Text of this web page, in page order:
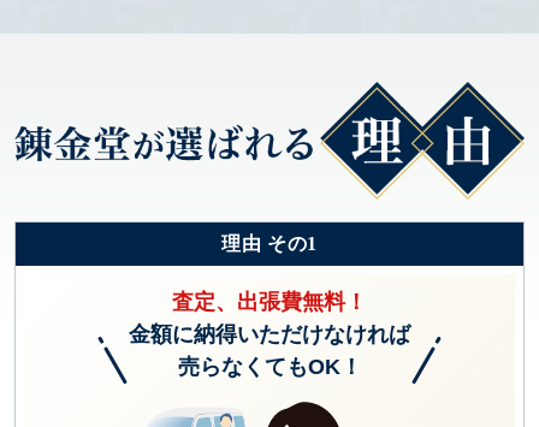
理由 その1
査定、出張費無料！
金額に納得いただけなければ
売らなくてもOK！